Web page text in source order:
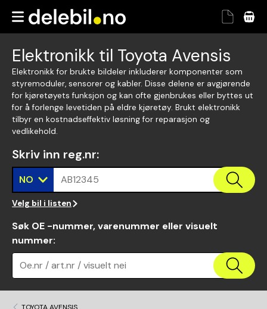
Elektronikk til Toyota Avensis
Elektronikk for brukte bildeler inkluderer komponenter som
styremoduler, sensorer og kabler. Disse delene er avgjørende
for kjøretøyets funksjon og kan ofte gjenbrukes eller byttes ut
for å forlenge levetiden på eldre kjøretøy. Brukt elektronikk
tilbyr en kostnadseffektiv løsning for reparasjon og
vedlikehold.
Skriv inn reg.nr:
NO AB12345
Velg bil i listen
Søk OE -nummer, varenummer eller visuelt
nummer:
Oe.nr / art.nr / visuelt nei